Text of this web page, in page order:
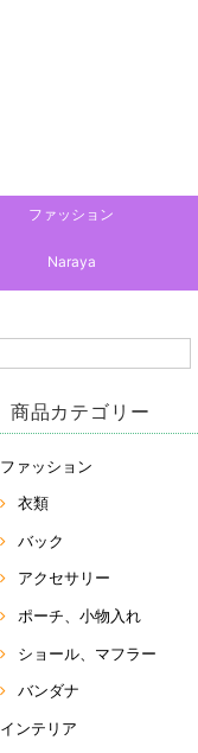
ファッション
Naraya
商品カテゴリー
ファッション
衣類
バック
アクセサリー
ポーチ、小物入れ
ショール、マフラー
バンダナ
インテリア